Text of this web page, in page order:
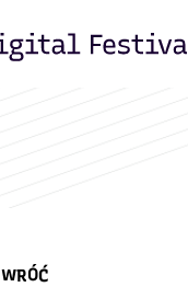
WRÓĆ